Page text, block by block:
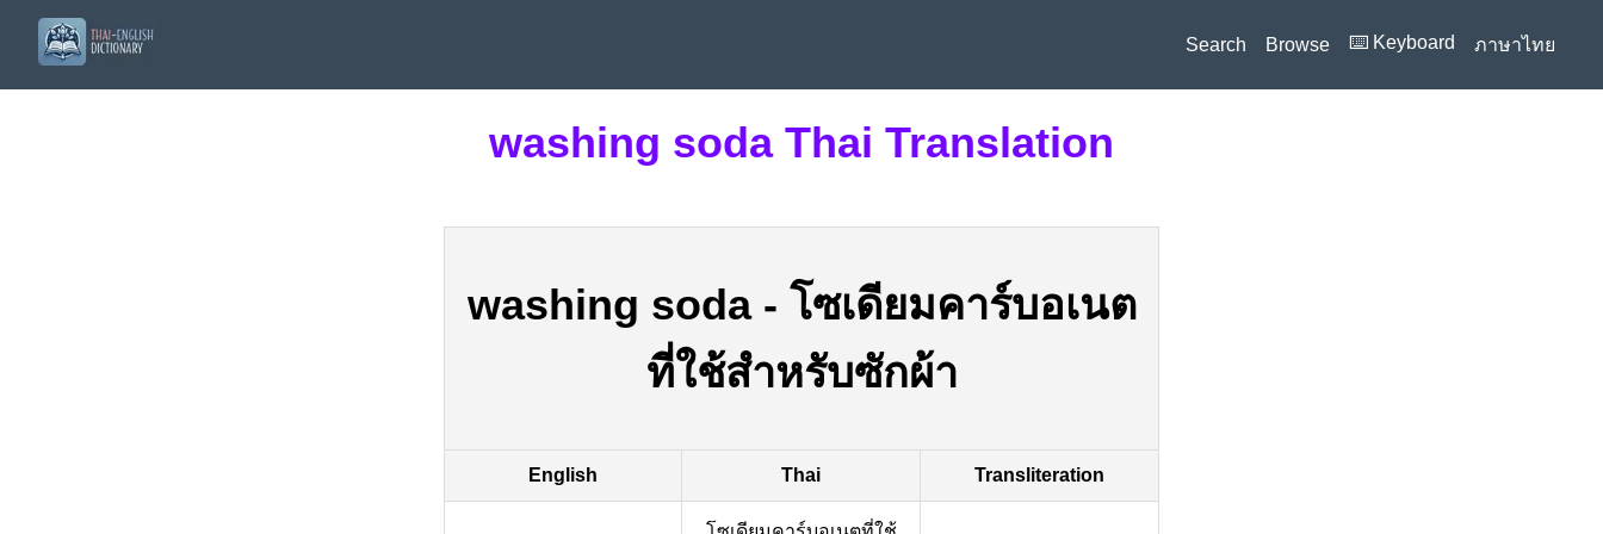
Search Browse ⌨️ Keyboard ภาษาไทย
washing soda Thai Translation
washing soda- โซเดียมคาร์บอเนต
ที่ใช้สำหรับซักผ้า
English Thai Transliteration